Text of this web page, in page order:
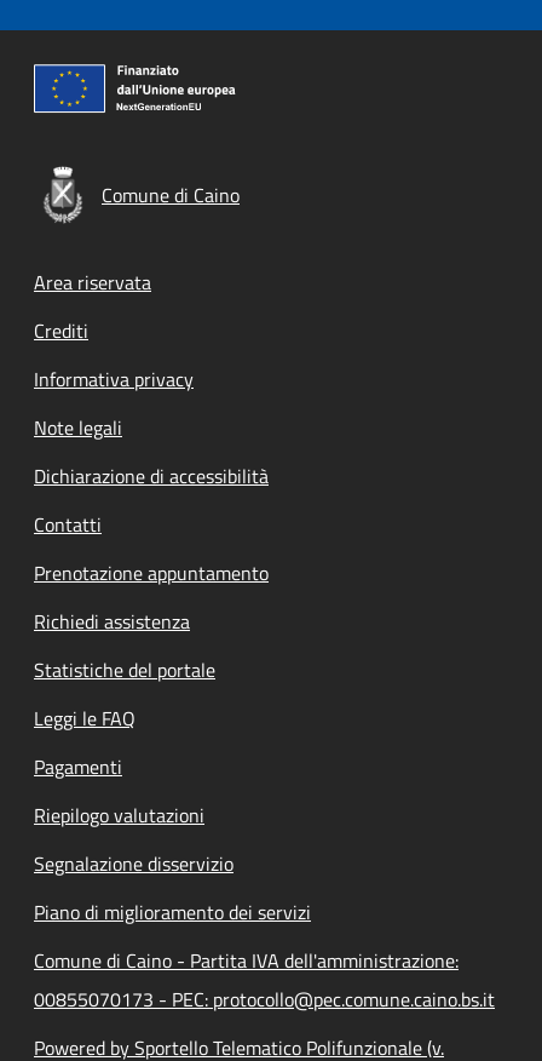
Comune di Caino
Footer menu
Area riservata
Crediti
Informativa privacy
Note legali
Dichiarazione di accessibilità
Contatti
Prenotazione appuntamento
Richiedi assistenza
Statistiche del portale
Leggi le FAQ
Pagamenti
Riepilogo valutazioni
Segnalazione disservizio
Piano di miglioramento dei servizi
Comune di Caino - Partita IVA dell'amministrazione:
00855070173 - PEC: protocollo@pec.comune.caino.bs.it
Powered by Sportello Telematico Polifunzionale (v.